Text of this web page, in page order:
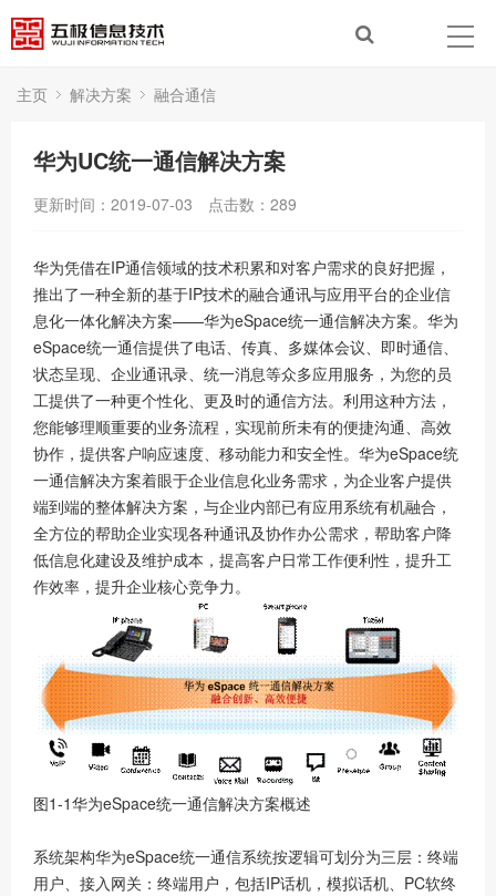
主页 解决方案 融合通信
华为UC统一通信解决方案
更新时间：2019-07-03 点击数： 289
华为凭借在IP通信领域的技术积累和对客户需求的良好把握，
推出了一种全新的基于IP技术的融合通讯与应用平台的企业信
息化一体化解决方案——华为eSpace统一通信解决方案。华为
eSpace统一通信提供了电话、传真、多媒体会议、即时通信、
状态呈现、企业通讯录、统一消息等众多应用服务，为您的员
工提供了一种更个性化、更及时的通信方法。利用这种方法，
您能够理顺重要的业务流程，实现前所未有的便捷沟通、高效
协作，提供客户响应速度、移动能力和安全性。华为eSpace统
一通信解决方案着眼于企业信息化业务需求，为企业客户提供
端到端的整体解决方案，与企业内部已有应用系统有机融合，
全方位的帮助企业实现各种通讯及协作办公需求，帮助客户降
低信息化建设及维护成本，提高客户日常工作便利性，提升工
作效率，提升企业核心竞争力。
图1-1华为eSpace统一通信解决方案概述
系统架构华为eSpace统一通信系统按逻辑可划分为三层：终端
用户、接入网关：终端用户，包括IP话机，模拟话机、PC软终